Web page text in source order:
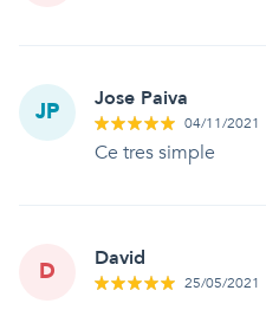
JP Jose Paiva
04/11/2021
Ce tres simple
D David
25/05/2021